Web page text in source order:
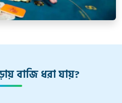
বাজি ধরা যায়?